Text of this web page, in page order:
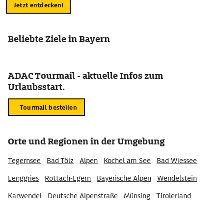
Jetzt entdecken!
Beliebte Ziele in Bayern
ADAC Tourmail - aktuelle Infos zum
Urlaubsstart.
Tourmail bestellen
Orte und Regionen in der Umgebung
Tegernsee Bad Tölz Alpen Kochel am See
Bad Wiessee
Lenggries
Rottach-Egern Bayerische Alpen
Wendelstein
Karwendel
Deutsche Alpenstraße Münsing
Tirolerland